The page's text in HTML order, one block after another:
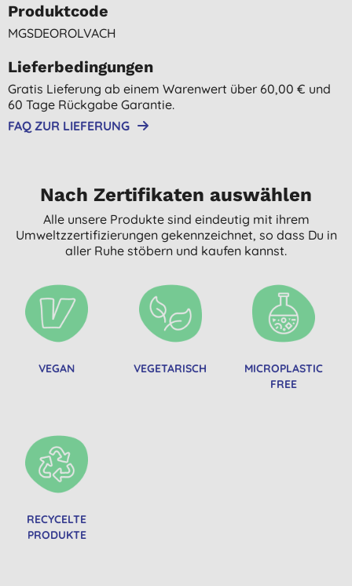
Produktcode
MGSDEOROLVACH
Lieferbedingungen
Gratis Lieferung ab einem Warenwert über 60,00 € und
60 Tage Rückgabe Garantie.
FAQ ZUR LIEFERUNG
Nach Zertifikaten auswählen
Alle unsere Produkte sind eindeutig mit ihrem
Umweltzzertifizierungen gekennzeichnet, so dass Du in
aller Ruhe stöbern und kaufen kannst.
VEGAN VEGETARISCH
MICROPLASTIC
FREE
RECYCELTE
PRODUKTE